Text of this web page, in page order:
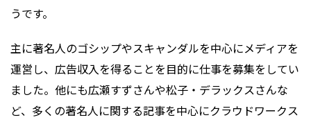
うです。
主に著名人のゴシップやスキャンダルを中心にメディアを
運営し、広告収入を得ることを目的に仕事を募集をしてい
ました。他にも広瀬すずさんや松子・デラックスさんな
ど、多くの著名人に関する記事を中心にクラウドワークス